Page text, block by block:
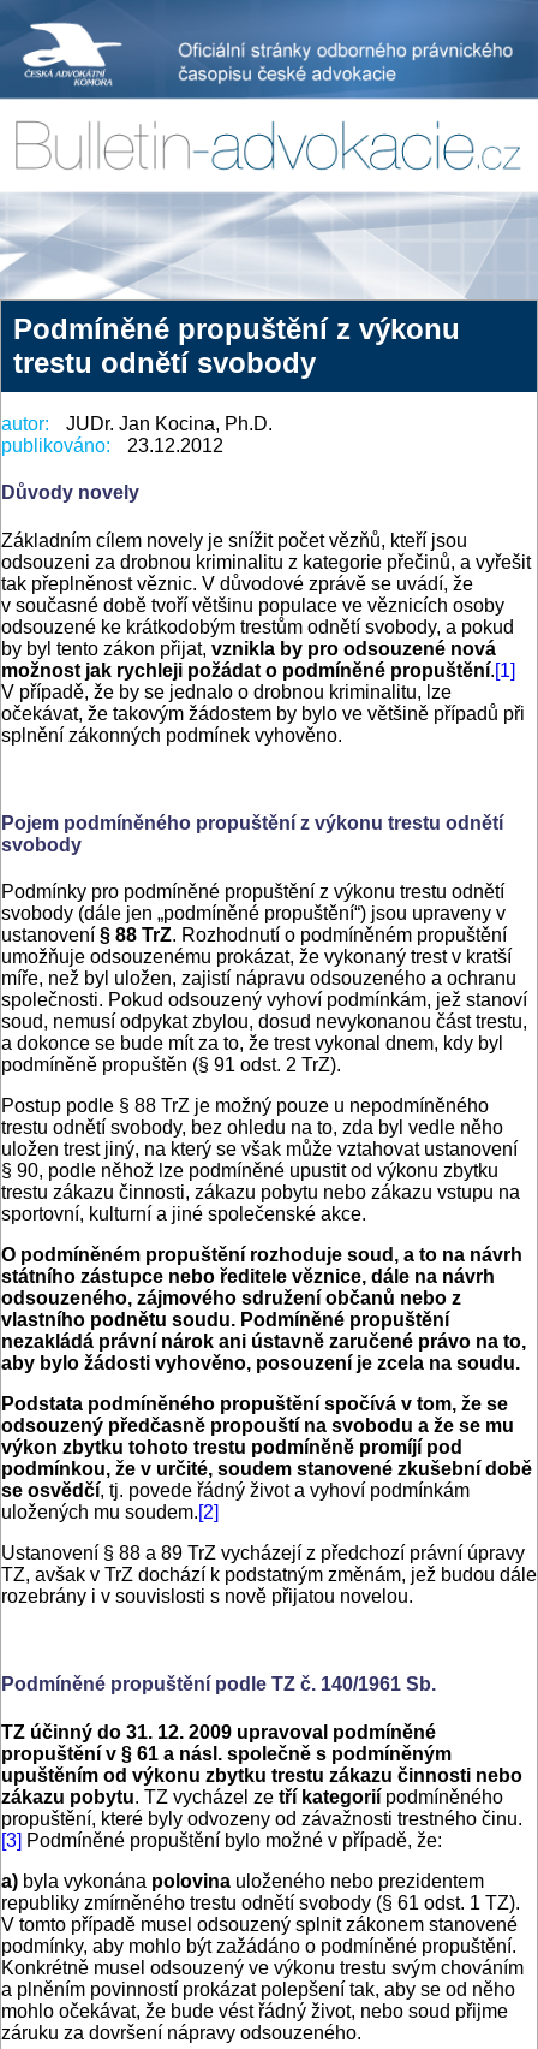
Podmíněné propuštění z výkonu
trestu odnětí svobody
autor:
JUDr. Jan Kocina, Ph.D.
publikováno:
23.12.2012
Důvody novely
Základním cílem novely je snížit počet vězňů, kteří jsou
odsouzeni za drobnou kriminalitu z kategorie přečinů, a vyřešit
tak přeplněnost věznic. V důvodové zprávě se uvádí, že
v současné době tvoří většinu populace ve věznicích osoby
odsouzené ke krátkodobým trestům odnětí svobody, a pokud
by byl tento zákon přijat, vznikla by pro odsouzené nová
možnost jak rychleji požádat o podmíněné propuštění.[1]
V případě, že by se jednalo o drobnou kriminalitu, lze
očekávat, že takovým žádostem by bylo ve většině případů při
splnění zákonných podmínek vyhověno.
Pojem podmíněného propuštění z výkonu trestu odnětí
svobody
Podmínky pro podmíněné propuštění z výkonu trestu odnětí
svobody (dále jen „podmíněné propuštění“) jsou upraveny v
ustanovení § 88 TrZ. Rozhodnutí o podmíněném propuštění
umožňuje odsouzenému prokázat, že vykonaný trest v kratší
míře, než byl uložen, zajistí nápravu odsouzeného a ochranu
společnosti. Pokud odsouzený vyhoví podmínkám, jež stanoví
soud, nemusí odpykat zbylou, dosud nevykonanou část trestu,
a dokonce se bude mít za to, že trest vykonal dnem, kdy byl
podmíněně propuštěn (§ 91 odst. 2 TrZ).
Postup podle § 88 TrZ je možný pouze u nepodmíněného
trestu odnětí svobody, bez ohledu na to, zda byl vedle něho
uložen trest jiný, na který se však může vztahovat ustanovení
§ 90, podle něhož lze podmíněné upustit od výkonu zbytku
trestu zákazu činnosti, zákazu pobytu nebo zákazu vstupu na
sportovní, kulturní a jiné společenské akce.
O podmíněném propuštění rozhoduje soud, a to na návrh
státního zástupce nebo ředitele věznice, dále na návrh
odsouzeného, zájmového sdružení občanů nebo z
vlastního podnětu soudu. Podmíněné propuštění
nezakládá právní nárok ani ústavně zaručené právo na to,
aby bylo žádosti vyhověno, posouzení je zcela na soudu.
Podstata podmíněného propuštění spočívá v tom, že se
odsouzený předčasně propouští na svobodu a že se mu
výkon zbytku tohoto trestu podmíněně promíjí pod
podmínkou, že v určité, soudem stanovené zkušební době
se osvědčí, tj. povede řádný život a vyhoví podmínkám
uložených mu soudem.[2]
Ustanovení § 88 a 89 TrZ vycházejí z předchozí právní úpravy
TZ, avšak v TrZ dochází k podstatným změnám, jež budou dále
rozebrány i v souvislosti s nově přijatou novelou.
Podmíněné propuštění podle TZ č. 140/1961 Sb.
TZ účinný do 31. 12. 2009 upravoval podmíněné
propuštění v § 61 a násl. společně s podmíněným
upuštěním od výkonu zbytku trestu zákazu činnosti nebo
zákazu pobytu. TZ vycházel ze tří kategorií podmíněného
propuštění, které byly odvozeny od závažnosti trestného činu.
[3] Podmíněné propuštění bylo možné v případě, že:
a) byla vykonána polovina uloženého nebo prezidentem
republiky zmírněného trestu odnětí svobody (§ 61 odst. 1 TZ).
V tomto případě musel odsouzený splnit zákonem stanovené
podmínky, aby mohlo být zažádáno o podmíněné propuštění.
Konkrétně musel odsouzený ve výkonu trestu svým chováním
a plněním povinností prokázat polepšení tak, aby se od něho
mohlo očekávat, že bude vést řádný život, nebo soud přijme
záruku za dovršení nápravy odsouzeného.